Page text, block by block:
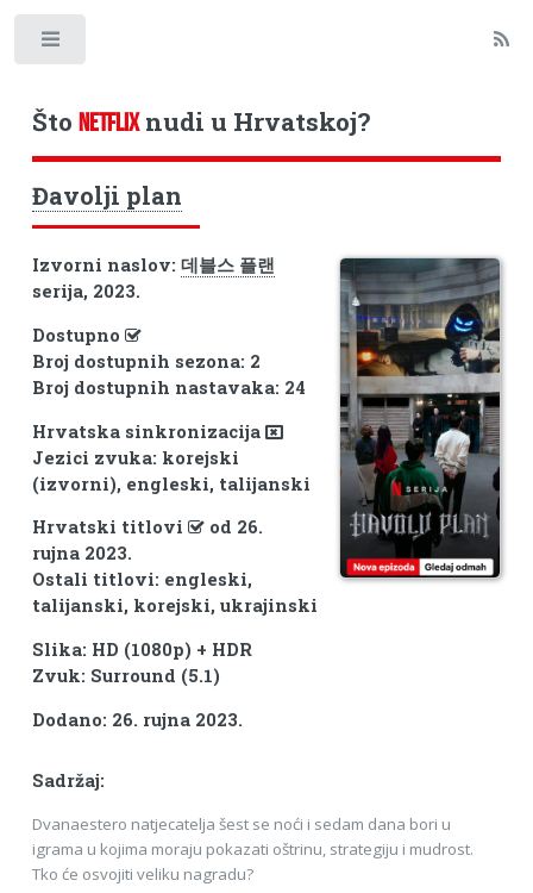
Što NETFLIXnudi u Hrvatskoj?
Đavolji plan
Izvorni naslov: 데블스 플랜
serija, 2023.
Dostupno
Broj dostupnih sezona: 2
Broj dostupnih nastavaka: 24
Hrvatska sinkronizacija
Jezici zvuka: korejski
(izvorni), engleski, talijanski
Hrvatski titlovi
od 26.
rujna 2023.
Ostali titlovi: engleski,
talijanski, korejski, ukrajinski
Slika: HD (1080p) + HDR
Zvuk: Surround (5.1)
Dodano: 26. rujna 2023.
Sadržaj:
Dvanaestero natjecatelja šest se noći i sedam dana bori u
igrama u kojima moraju pokazati oštrinu, strategiju i mudrost.
Tko će osvojiti veliku nagradu?